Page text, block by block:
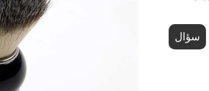
سؤال